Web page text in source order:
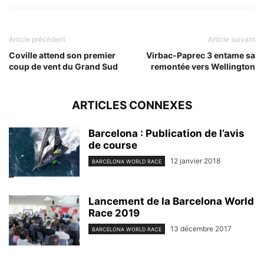
Article précédent
Coville attend son premier
coup de vent du Grand Sud
Article suivant
Virbac-Paprec 3 entame sa
remontée vers Wellington
ARTICLES CONNEXES
Barcelona : Publication de l’avis
de course
BARCELONA WORLD RACE 12 janvier 2018
Lancement de la Barcelona World
Race 2019
BARCELONA WORLD RACE 13 décembre 2017